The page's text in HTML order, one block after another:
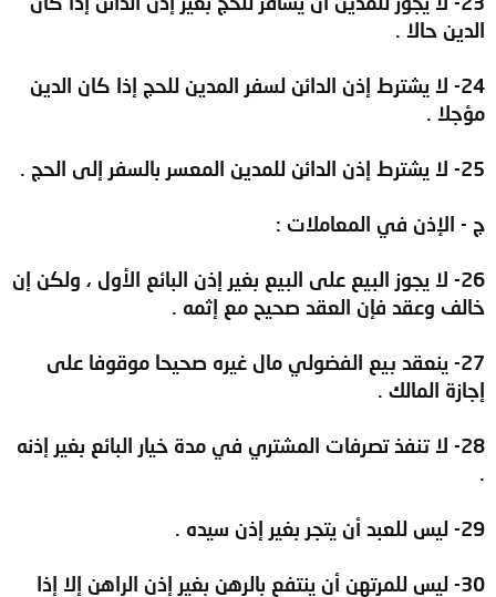
الدين حالا .
24- لا يشترط إذن الدائن لسفر المدين للحج إذا كان الدين
مؤجلا .
25- لا يشترط إذن الدائن للمدين المعسر بالسفر إلى الحج .
ج‌ - الإذن في المعاملات :
26- لا يجوز البيع على البيع بغير إذن البائع الأول ، ولكن إن
خالف وعقد فإن العقد صحيح مع إثمه .
27- ينعقد بيع الفضولي مال غيره صحيحا موقوفا على
إجازة المالك .
28- لا تنفذ تصرفات المشتري في مدة خيار البائع بغير إذنه
.
29- ليس للعبد أن يتجر بغير إذن سيده .
30- ليس للمرتهن أن ينتفع بالرهن بغير إذن الراهن إلا إذا